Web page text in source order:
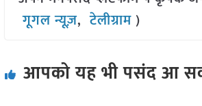
गूगल न्यूज़,टेलीग्राम )
आपको यह भी पसंद आ